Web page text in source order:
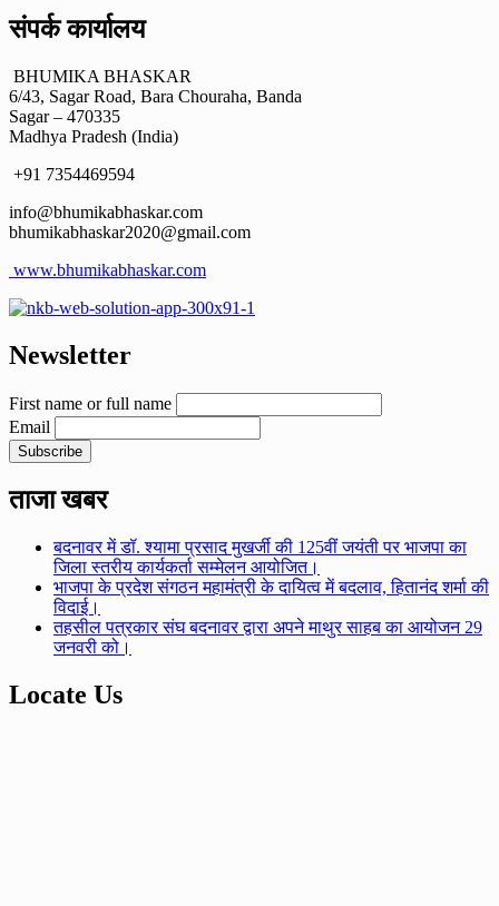
संपर्क कार्यालय
BHUMIKA BHASKAR
6/43, Sagar Road, Bara Chouraha, Banda
Sagar – 470335
Madhya Pradesh (India)
+91 7354469594
info@bhumikabhaskar.com
bhumikabhaskar2020@gmail.com
www.bhumikabhaskar.com
Newsletter
First name or full name
Email
ताजा खबर
बदनावर में डॉ. श्यामा प्रसाद मुखर्जी की 125वीं जयंती पर भाजपा का
जिला स्तरीय कार्यकर्ता सम्मेलन आयोजित।
भाजपा के प्रदेश संगठन महामंत्री के दायित्व में बदलाव, हितानंद शर्मा की
विदाई।
तहसील पत्रकार संघ बदनावर द्वारा अपने माथुर साहब का आयोजन 29
जनवरी को।
Locate Us